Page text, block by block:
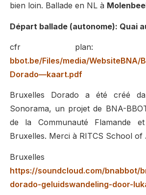
bien loin. Ballade en NL à
Départ ballade (autonome): Quai
cfr plan:
bbot.be/Files/media/WebsiteBNA/
Dorado—kaart.pdf
Bruxelles Dorado a été créé
Sonorama, un projet de BNA-
de la Communauté Flamande
Bruxelles. Merci à RITCS School of
Bruxelles
https://soundcloud.com/bnabbot/
dorado-geluidswandeling-door-